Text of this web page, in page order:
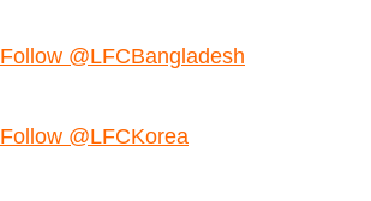
Follow @LFCBangladesh
Follow @LFCKorea